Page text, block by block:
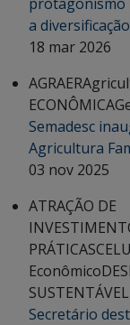
a
18 mar 2026
AGRAER
ECONÔMICA
Semadesc
Agricultura
03 nov 2025
ATRAÇÃO DE
PRÁTICAS
Econômico
SUSTENTÁVEL
Secretário